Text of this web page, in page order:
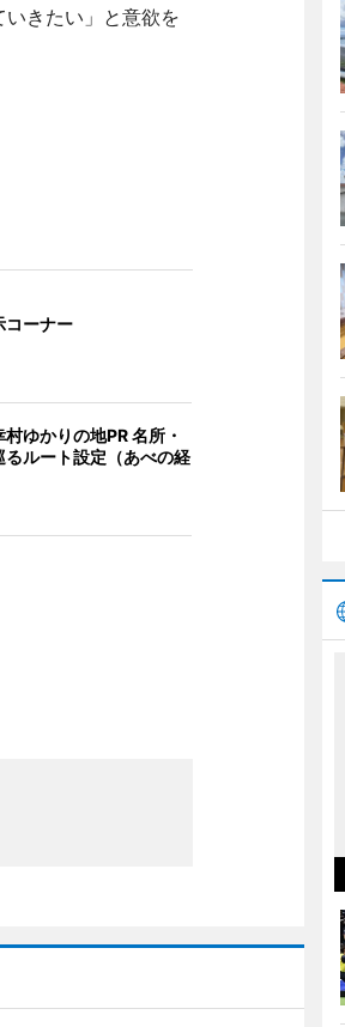
きたい」と意欲を
コーナー
ゆかりの地PR 名所・
るルート設定（あべの経